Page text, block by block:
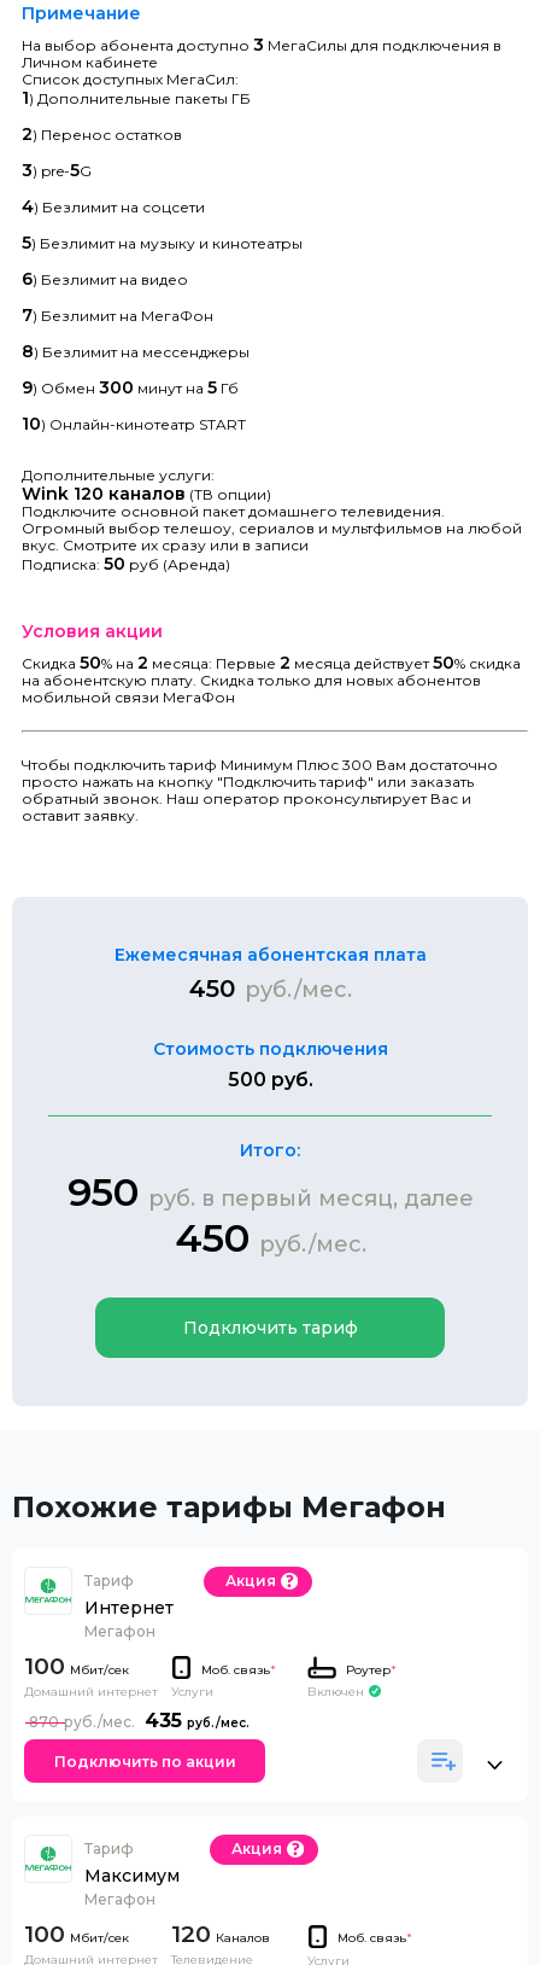
Примечание
На выбор абонента доступно 3 МегаСилы для подключения в
Личном кабинете
Список доступных МегаСил:
1) Дополнительные пакеты ГБ
2) Перенос остатков
3) pre-5G
4) Безлимит на соцсети
5) Безлимит на музыку и кинотеатры
6) Безлимит на видео
7) Безлимит на МегаФон
8) Безлимит на мессенджеры
9) Обмен 300 минут на 5 Гб
10) Онлайн-кинотеатр START
Дополнительные услуги:
Wink 120 каналов (ТВ опции)
Подключите основной пакет домашнего телевидения.
Огромный выбор телешоу, сериалов и мультфильмов на любой
вкус. Смотрите их сразу или в записи
Подписка: 50 руб (Аренда)
Условия акции
Скидка 50% на 2 месяца: Первые 2 месяца действует50% скидка
на абонентскую плату. Скидка только для новых абонентов
мобильной связи МегаФон
Чтобы подключить тариф Минимум Плюс 300 Вам достаточно
просто нажать на кнопку "Подключить тариф" или заказать
обратный звонок. Наш оператор проконсультирует Вас и
оставит заявку.
Ежемесячная абонентская плата
450 руб./мес.
Стоимость подключения
500 руб.
Итого:
950 руб. в первый месяц, далее
450 руб./мес.
Подключить тариф
Похожие тарифы Мегафон
Тариф
Интернет
Мегафон
Акция
100
Домашний интернет
Моб. связь*
Услуги
Роутер*
Включен
435
870
Подключить по акции
Тариф
Максимум
Мегафон
Акция
100
Домашний интернет
120 Каналов
Телевидение
Моб. связь*
Услуги